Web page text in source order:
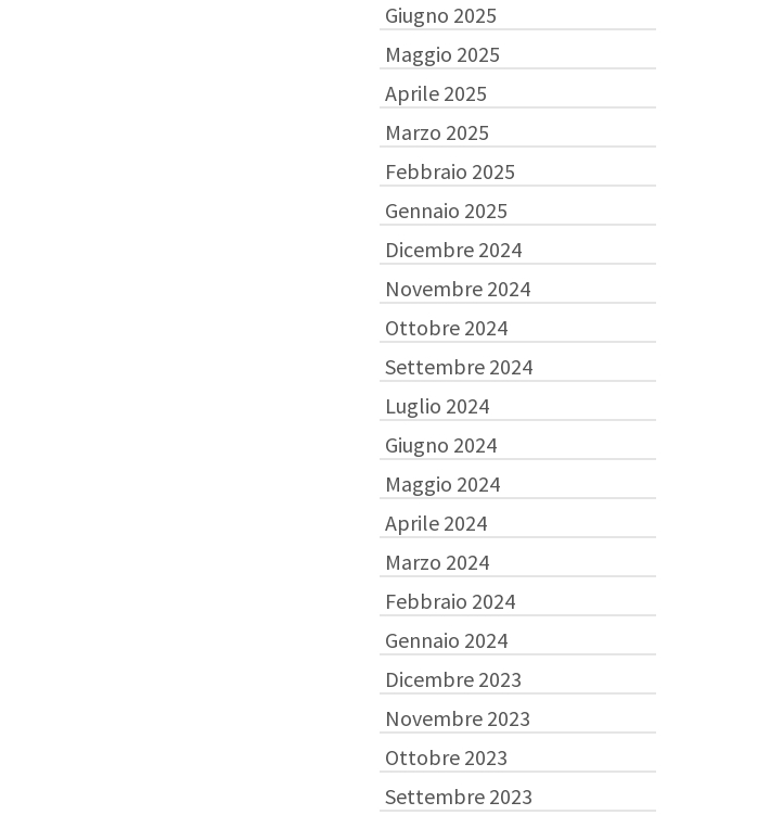
Giugno 2025
Maggio 2025
Aprile 2025
Marzo 2025
Febbraio 2025
Gennaio 2025
Dicembre 2024
Novembre 2024
Ottobre 2024
Settembre 2024
Luglio 2024
Giugno 2024
Maggio 2024
Aprile 2024
Marzo 2024
Febbraio 2024
Gennaio 2024
Dicembre 2023
Novembre 2023
Ottobre 2023
Settembre 2023